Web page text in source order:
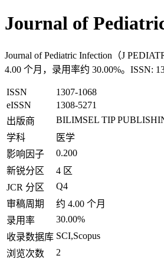
Journal of
Journal of Pediatric Infection（J
4.00 个月，录用率约 30.00%。ISSN:
ISSN
1307-1068
eISSN
1308-5271
出版商
BILIMSEL TIP
学科
医学
影响因子
0.200
新锐分区
4 区
JCR 分区
Q4
审稿周期
约 4.00 个月
录用率
30.00%
收录数据库 SCI,Scopus
浏览次数
2